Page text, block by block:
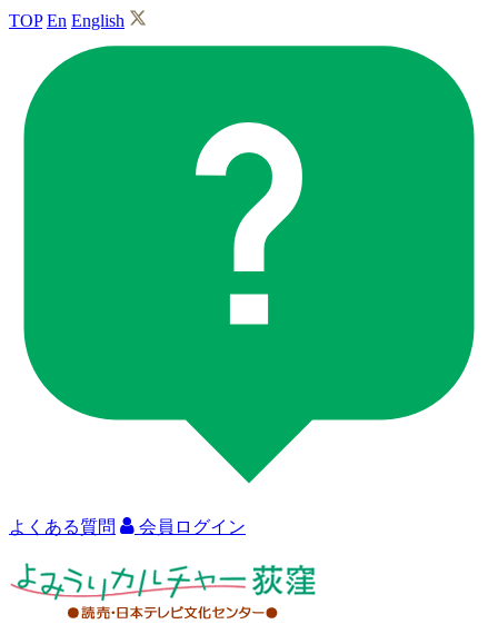
TOP En English
よくある質問 会員ログイン